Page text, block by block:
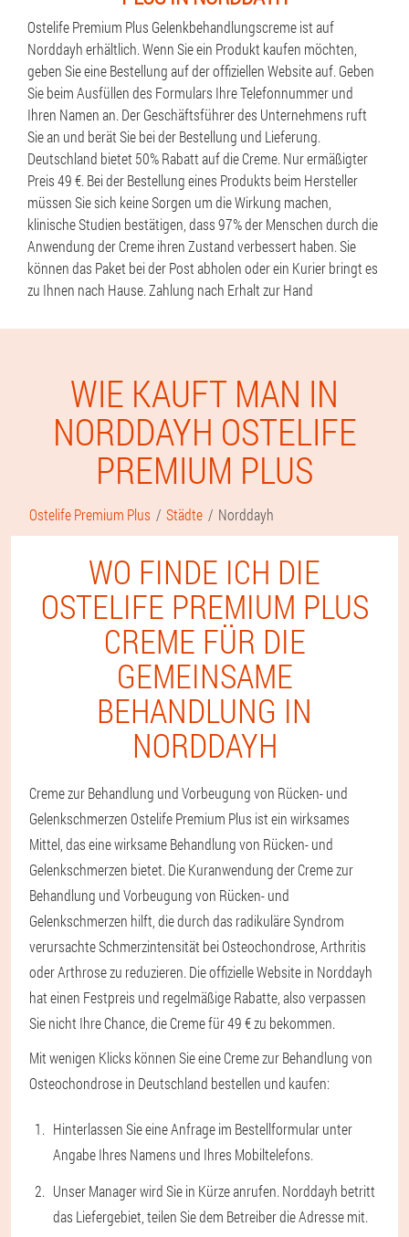
Ostelife Premium Plus Gelenkbehandlungscreme ist auf
Norddayh erhältlich. Wenn Sie ein Produkt kaufen möchten,
geben Sie eine Bestellung auf der offiziellen Website auf. Geben
Sie beim Ausfüllen des Formulars Ihre Telefonnummer und
Ihren Namen an. Der Geschäftsführer des Unternehmens ruft
Sie an und berät Sie bei der Bestellung und Lieferung.
Deutschland bietet 50% Rabatt auf die Creme. Nur ermäßigter
Preis 49 €. Bei der Bestellung eines Produkts beim Hersteller
müssen Sie sich keine Sorgen um die Wirkung machen,
klinische Studien bestätigen, dass 97% der Menschen durch die
Anwendung der Creme ihren Zustand verbessert haben. Sie
können das Paket bei der Post abholen oder ein Kurier bringt es
zu Ihnen nach Hause. Zahlung nach Erhalt zur Hand
WIE KAUFT MAN IN
NORDDAYH OSTELIFE
PREMIUM PLUS
Ostelife Premium Plus Städte Norddayh
WO FINDE ICH DIE
OSTELIFE PREMIUM PLUS
CREME FÜR DIE
GEMEINSAME
BEHANDLUNG IN
NORDDAYH
Creme zur Behandlung und Vorbeugung von Rücken- und
Gelenkschmerzen Ostelife Premium Plus ist ein wirksames
Mittel, das eine wirksame Behandlung von Rücken- und
Gelenkschmerzen bietet. Die Kuranwendung der Creme zur
Behandlung und Vorbeugung von Rücken- und
Gelenkschmerzen hilft, die durch das radikuläre Syndrom
verursachte Schmerzintensität bei Osteochondrose, Arthritis
oder Arthrose zu reduzieren. Die offizielle Website in Norddayh
hat einen Festpreis und regelmäßige Rabatte, also verpassen
Sie nicht Ihre Chance, die Creme für 49 € zu bekommen.
Mit wenigen Klicks können Sie eine Creme zur Behandlung von
Osteochondrose in Deutschland bestellen und kaufen:
Hinterlassen Sie eine Anfrage im Bestellformular unter
Angabe Ihres Namens und Ihres Mobiltelefons.
Unser Manager wird Sie in Kürze anrufen. Norddayh betritt
das Liefergebiet, teilen Sie dem Betreiber die Adresse mit.